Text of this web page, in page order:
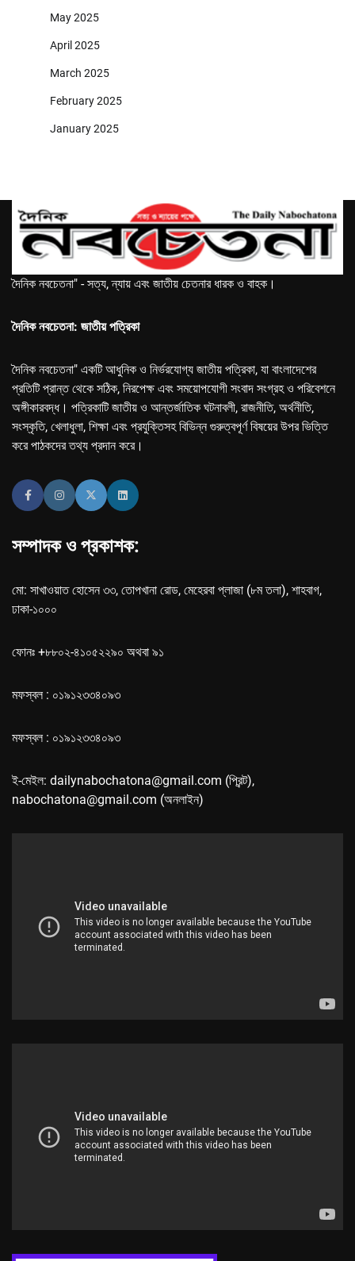
May 2025
April 2025
March 2025
February 2025
January 2025
দৈনিক নবচেতনা" - সত্য, ন্যায় এবং জাতীয় চেতনার ধারক ও বাহক।
দৈনিক নবচেতনা: জাতীয় পত্রিকা
দৈনিক নবচেতনা" একটি আধুনিক ও নির্ভরযোগ্য জাতীয় পত্রিকা, যা বাংলাদেশের
প্রতিটি প্রান্ত থেকে সঠিক, নিরপেক্ষ এবং সময়োপযোগী সংবাদ সংগ্রহ ও পরিবেশনে
অঙ্গীকারবদ্ধ। পত্রিকাটি জাতীয় ও আন্তর্জাতিক ঘটনাবলী, রাজনীতি, অর্থনীতি,
সংস্কৃতি, খেলাধুলা, শিক্ষা এবং প্রযুক্তিসহ বিভিন্ন গুরুত্বপূর্ণ বিষয়ের উপর ভিত্তি
করে পাঠকদের তথ্য প্রদান করে।
সম্পাদক ও প্রকাশক:
মো: সাখাওয়াত হোসেন ৩৩, তোপখানা রোড, মেহেরবা প্লাজা (৮ম তলা), শাহবাগ,
ঢাকা-১০০০
ফোনঃ +৮৮০২-৪১০৫২২৯০ অথবা ৯১
মফস্বল : ০১৯১২৩৩৪০৯৩
মফস্বল : ০১৯১২৩৩৪০৯৩
ই-মেইল: dailynabochatona@gmail.com (প্রিন্ট),
nabochatona@gmail.com (অনলাইন)